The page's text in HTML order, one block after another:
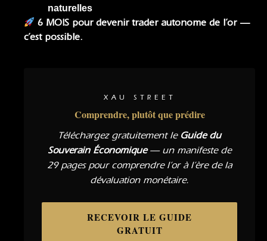
naturelles
6 MOIS pour devenir trader autonome de l’or —
c’est possible.
XAU STREET
Comprendre, plutôt que prédire
Téléchargez gratuitement le Guide du
Souverain Économique— un manifeste de
29 pages pour comprendre l’or à l’ère de la
dévaluation monétaire.
RECEVOIR LE GUIDE
GRATUIT